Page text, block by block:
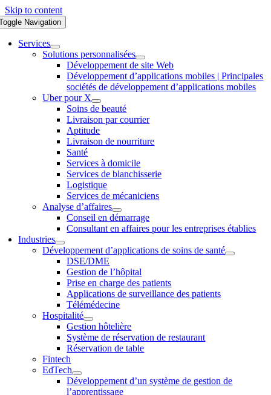
Skip to content
Navigation
Services
Solutions personnalisées
Développement de site Web
Développement d’applications mobiles | Principales
sociétés de développement d’applications mobiles
Uber pour X
Soins de beauté
Livraison par courrier
Aptitude
Livraison de nourriture
Santé
Services à domicile
Services de blanchisserie
Logistique
Services de mécaniciens
Analyse d’affaires
Conseil en démarrage
Consultant en affaires pour les entreprises établies
Industries
Développement d’applications de soins de santé
DSE/DME
Gestion de l’hôpital
Prise en charge des patients
Applications de surveillance des patients
Télémédecine
Hospitalité
Gestion hôtelière
Système de réservation de restaurant
Réservation de table
Fintech
EdTech
Développement d’un système de gestion de
l’apprentissage